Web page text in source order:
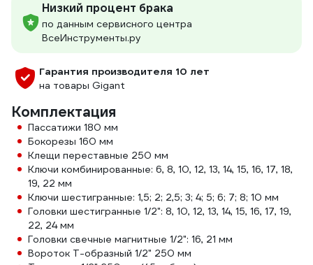
Низкий процент брака
по данным сервисного центра
ВсеИнструменты.ру
Гарантия производителя 10 лет
на товары Gigant
Комплектация
Пассатижи 180 мм
Бокорезы 160 мм
Клещи переставные 250 мм
Ключи комбинированные: 6, 8, 10, 12, 13, 14, 15, 16, 17, 18,
19, 22 мм
Ключи шестигранные: 1,5; 2; 2,5; 3; 4; 5; 6; 7; 8; 10 мм
Головки шестигранные 1/2": 8, 10, 12, 13, 14, 15, 16, 17, 19,
22, 24 мм
Головки свечные магнитные 1/2": 16, 21 мм
Вороток Т-образный 1/2" 250 мм